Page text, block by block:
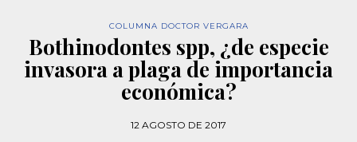
COLUMNA DOCTOR VERGARA
Bothinodontes spp, ¿de especie
invasora a plaga de importancia
económica?
12 AGOSTO DE 2017